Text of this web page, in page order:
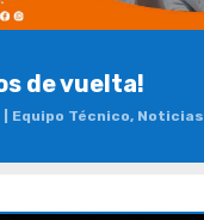
de vuelta!
Equipo Técnico, Noticias